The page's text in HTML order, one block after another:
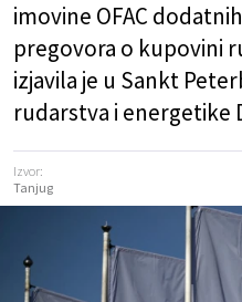
imovine OFAC
pregovora o kupovini
izjavila je u Sankt
rudarstva i energetike
Izvor:
Tanjug